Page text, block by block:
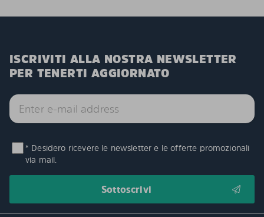
ISCRIVITI ALLA NOSTRA NEWSLETTER
PER TENERTI AGGIORNATO
* Desidero ricevere le newsletter e le offerte promozionali
via mail.